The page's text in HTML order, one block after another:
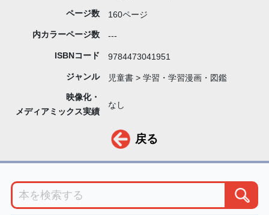
ページ数 160ページ
内カラーページ数 ---
ISBNコード 9784473041951
ジャンル 児童書 > 学習・学習漫画・図鑑
映像化・
メディアミックス実績
なし
戻る